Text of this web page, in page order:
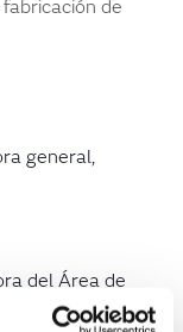
de
general,
del Área de